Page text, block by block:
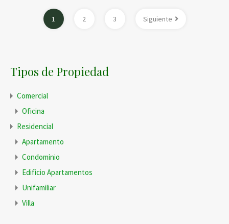
1 2 3 Siguiente
Tipos de Propiedad
Comercial
Oficina
Residencial
Apartamento
Condominio
Edificio Apartamentos
Unifamiliar
Villa